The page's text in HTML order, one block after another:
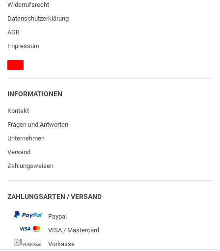
Widerrufs­recht
Daten­schutz­erklärung
AGB
Impressum
INFORMATIONEN
Kontakt
Fragen und Antworten
Unternehmen
Versand
Zahlungsweisen
ZAHLUNGSARTEN / VERSAND
Paypal
VISA / Mastercard
Vorkasse